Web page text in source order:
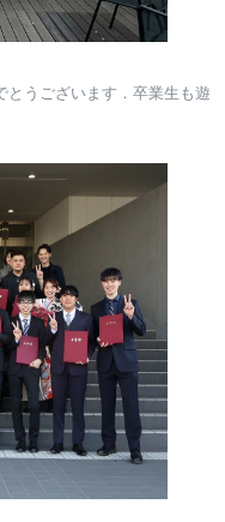
うございます．卒業生も遊